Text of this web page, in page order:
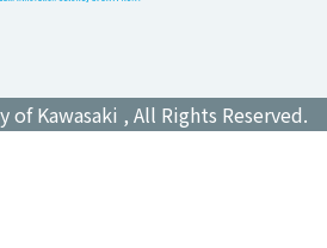
Kawasaki , All Rights Reserved.